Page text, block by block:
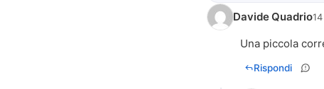
Davide Quadrio
Una piccola
Rispondi